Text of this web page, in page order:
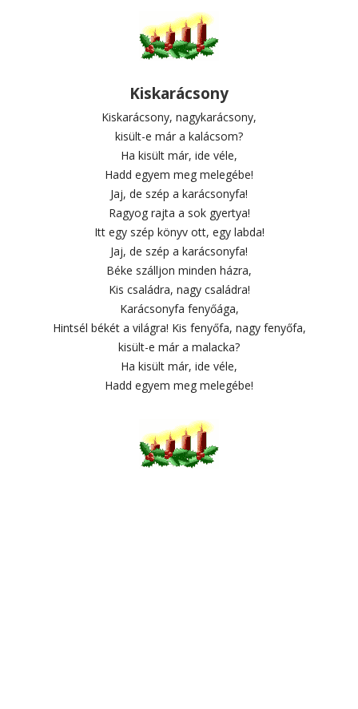
Kiskarácsony
Kiskarácsony, nagykarácsony,
kisült-e már a kalácsom?
Ha kisült már, ide véle,
Hadd egyem meg melegébe!
Jaj, de szép a karácsonyfa!
Ragyog rajta a sok gyertya!
Itt egy szép könyv ott, egy labda!
Jaj, de szép a karácsonyfa!
Béke szálljon minden házra,
Kis családra, nagy családra!
Karácsonyfa fenyőága,
Hintsél békét a világra! Kis fenyőfa, nagy fenyőfa,
kisült-e már a malacka?
Ha kisült már, ide véle,
Hadd egyem meg melegébe!